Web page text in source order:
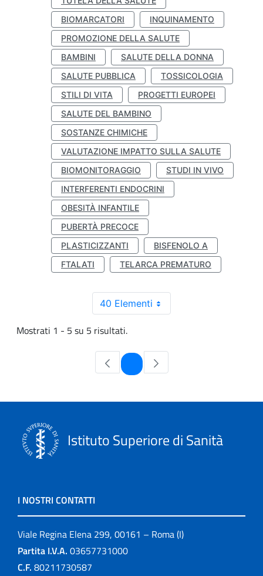
BIOMARCATORI
INQUINAMENTO
PROMOZIONE DELLA SALUTE
BAMBINI
SALUTE DELLA DONNA
SALUTE PUBBLICA
TOSSICOLOGIA
STILI DI VITA
PROGETTI EUROPEI
SALUTE DEL BAMBINO
SOSTANZE CHIMICHE
VALUTAZIONE IMPATTO SULLA SALUTE
BIOMONITORAGGIO
STUDI IN VIVO
INTERFERENTI ENDOCRINI
OBESITÀ INFANTILE
PUBERTÀ PRECOCE
PLASTICIZZANTI
BISFENOLO A
FTALATI
TELARCA PREMATURO
40 Elementi
Mostrati 1 - 5 su 5 risultati.
Pagina
Istituto Superiore di Sanità
I NOSTRI CONTATTI
Viale Regina Elena 299, 00161 – Roma (I)
Partita I.V.A. 03657731000
C.F. 80211730587